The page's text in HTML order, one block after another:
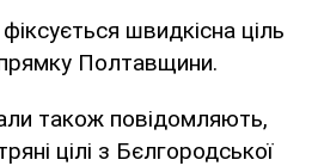
швидкісна ціль
Полтавщини.
також повідомляють,
цілі з Бєлгородської